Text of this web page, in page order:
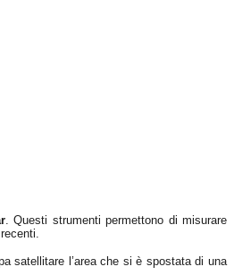
. Questi strumenti permettono di misurare
recenti.
satellitare l’area che si è spostata di una